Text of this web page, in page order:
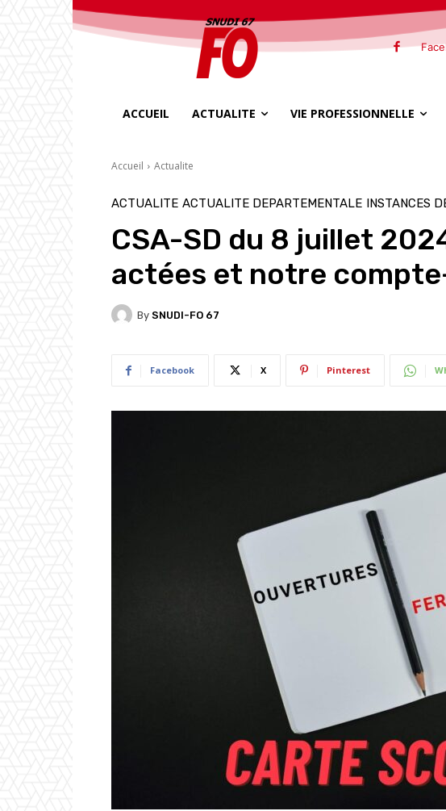
ACCUEIL ACTUALITE VIE PROFESSIONNELLE
Accueil Actualite
ACTUALITE ACTUALITE DEPARTEMENTALE INSTANCES
CSA-SD du 8 juillet
actées et notre
By SNUDI-FO 67
Facebook X Pinterest